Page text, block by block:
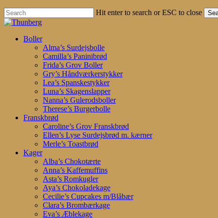
Hit enter to search or ESC to close
Close
search
account
Menu
Boller
Alma’s Surdejsbolle
Camilla’s Paninibrød
Frida’s Grov Boller
Gry’s Håndværkerstykker
Lea’s Spanskestykker
Luna’s Skagenslapper
Nanna’s Gulerodsboller
Therese’s Burgerbolle
Franskbrød
Caroline’s Grov Franskbrød
Ellen’s Lyse Surdejsbrød m. kærner
Merle’s Toastbrød
Kager
Alba’s Chokotærte
Anna’s Kaffemuffins
Asta’s Romkugler
Aya’s Chokoladekage
Cecilie’s Cupcakes m/Blåbær
Clara’s Brombærkage
Eva’s Æblekage